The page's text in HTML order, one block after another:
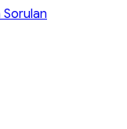
Sorulan